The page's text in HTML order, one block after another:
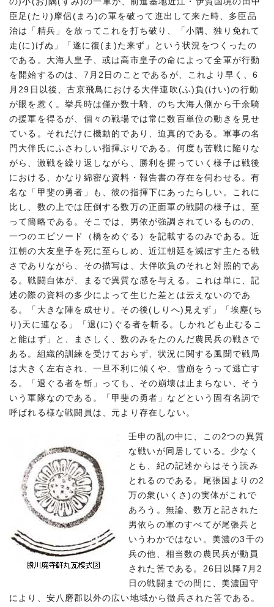
臣足(たり)摩侶(まろ)の軍を破って進出して来た時、多臣品
治は「精兵」を放ってこれを打ち破り、「小隅、独り免れて
走(に)げぬ」「遂に復(ま)た来ず」という状況をつくったの
である。大海人皇子、或は高市皇子の命によって全軍が行動
を開始するのは、7月2日のことであるが、これより早く、6
月29日以後、古京飛鳥における大伴連吹(ふ)負(けい)の行動
が眼を惹く。挙兵時は僅か数十騎、のち大海人側から千余騎
の援軍を得るが、個々の戦場では常に数百単位の動きを見せ
ている。それだけに機動的であり、迫真的である。軍事の名
門大伴氏にふさわしい指揮ぶりである。何度も苦戦に陥りな
がら、激戦を繰り返しながら、勝利を握っていく様子は戦後
における、かなり綿密な資料・報告書の存在を伺わせる。有
名な「甲斐の勇者」も、彼の指揮下にあったらしい。これに
比し、数の上では圧倒する数万の正面軍の戦闘の様子は、至
って簡略である。そこでは、男依が強調されているものの、
一つのエピソード（橋をめぐる）を記載するのみである。近
江朝の大友皇子を死に至らしめ、近江朝廷を滅ぼす主たる戦
さでありながら、その描写は、大伴吹負のそれと対照的であ
る。戦闘自体が、まるで異質な感を与える。これは単に、記
述の際の資料の多少によって生じた差とは云えないのであ
る。「大きな陣を成せり。その後(しりへ)見えず」「埃塵(ち
り)天に連なる」「退(に)ぐる者を斬る。しかれども止むるこ
と能はず」と、まさしく、数のみをたのんだ農民兵の戦さで
ある。組織的訓練を受けておらず、状況に関する風聞で戦局
は大きく左右され、一旦不利に傾くや、雪崩をうって逃亡す
る。「退ぐる者を斬」っても、その崩壊は止まらない、そう
いう軍隊なのである。「甲斐の勇者」などという固有名詞で
呼ばれる様な戦闘員は、元より存在しない。
壬申の乱の中に、この2つの異質
な戦いが同居している。少なく
とも、紀の記述からはそう読み
とれるのである。尾張国よりの2
万の衆(いくさ)の実体がこれで
あろう。無論、数万と記された
男依らの軍のすべてが尾張兵と
いうわかではない。美濃の3千の
兵の他、相当数の農民兵が動員
された筈である。26日以降7月2
日の戦闘までの間に、美濃国守
により、安八磨郡以外の広い地域から徴兵された筈である。